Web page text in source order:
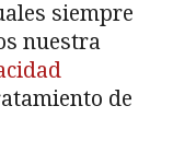
siempre
nuestra
de